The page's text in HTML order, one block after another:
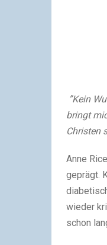
”Kein
bringt
Christen
Anne
geprägt.
wieder
schon